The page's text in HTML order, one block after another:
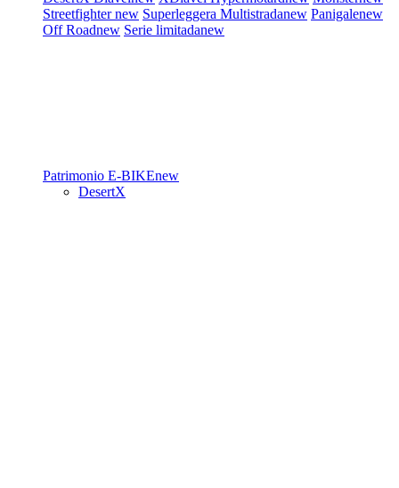
Streetfighternew Superleggera Multistradanew Panigalenew
Off Roadnew Serie limitadanew
Patrimonio E-BIKEnew
DesertX